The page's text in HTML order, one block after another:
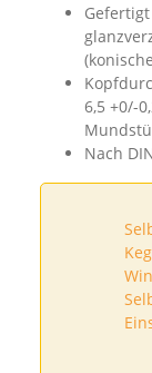
6,5 +0/-
Nach